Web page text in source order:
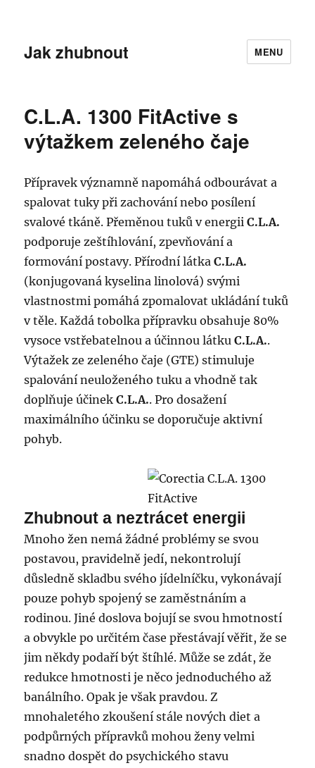
Jak zhubnout MENU
C.L.A. 1300 FitActive s
výtažkem zeleného čaje
Přípravek významně napomáhá odbourávat a
spalovat tuky při zachování nebo posílení
svalové tkáně. Přeměnou tuků v energiiC.L.A.
podporuje zeštíhlování, zpevňování a
formování postavy. Přírodní látkaC.L.A.
(konjugovaná kyselina linolová) svými
vlastnostmi pomáhá zpomalovat ukládání tuků
v těle. Každá tobolka přípravku obsahuje 80%
vysoce vstřebatelnou a účinnou látkuC.L.A..
Výtažek ze zeleného čaje (GTE) stimuluje
spalování neuloženého tuku a vhodně tak
doplňuje účinekC.L.A.. Pro dosažení
maximálního účinku se doporučuje aktivní
pohyb.
Zhubnout a neztrácet energii
Mnoho žen nemá žádné problémy se svou
postavou, pravidelně jedí, nekontrolují
důsledně skladbu svého jídelníčku, vykonávají
pouze pohyb spojený se zaměstnáním a
rodinou. Jiné doslova bojují se svou hmotností
a obvykle po určitém čase přestávají věřit, že se
jim někdy podaří být štíhlé. Může se zdát, že
redukce hmotnosti je něco jednoduchého až
banálního. Opak je však pravdou. Z
mnohaletého zkoušení stále nových diet a
podpůrných přípravků mohou ženy velmi
snadno dospět do psychického stavu